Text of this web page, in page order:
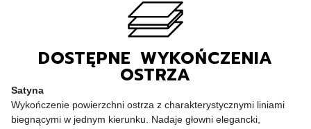
DOSTĘPNE WYKOŃCZENIA
OSTRZA
Satyna
Wykończenie powierzchni ostrza z charakterystycznymi liniami
biegnącymi w jednym kierunku. Nadaje głowni elegancki,